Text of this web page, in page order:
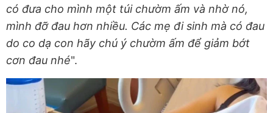
có đưa cho mình một túi chườm ấm và nhờ nó,
mình đỡ đau hơn nhiều. Các mẹ đi sinh mà có đau
do co dạ con hãy chú ý chườm ấm để giảm bớt
cơn đau nhé".